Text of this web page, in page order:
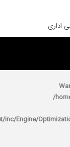
rocket/inc/